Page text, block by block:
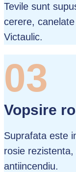
Tevile sunt
cerere,
Victaulic.
03
Vopsire
Suprafata este
rosie
antiincendiu.